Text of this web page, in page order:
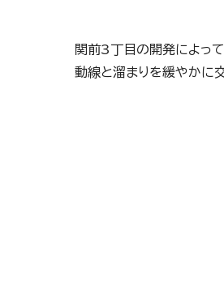
関前3丁目の開発によっ
動線と溜まりを緩やかに